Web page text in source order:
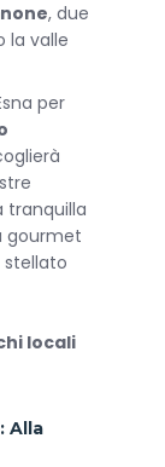
in cotone
o una suite
crociera sul
per offrire
, due
la valle
per
tranquilla
gourmet
stellato
locali
Alla